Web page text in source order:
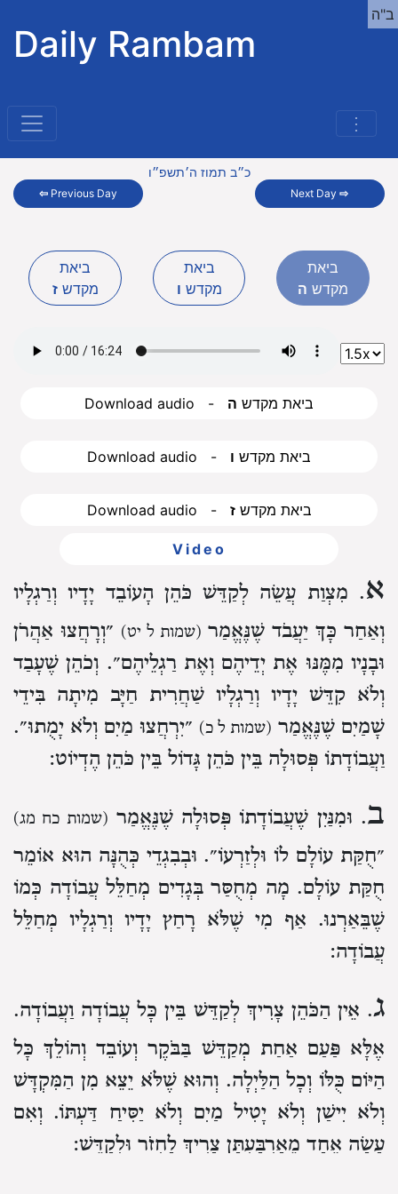
Daily Rambam
⋮
ב"ה
⇦ Previous Day
כ״ב תמוז ה׳תשפ״ו
Next Day⇨
ביאת
מקדשז
ביאת
מקדש ו
ביאת
מקדש ה
Download audio - ביאת מקדש ה
Download audio - ביאת מקדש ו
Download audio - ביאת מקדשז
Video
א. מִצְוַת עֲשֵׂה לְקַדֵּשׁ כֹּהֵן הָעוֹבֵד יָדָיו וְרַגְלָיו
וְאַחַר כָּךְ יַעֲבֹד שֶׁנֶּאֱמַר (שמות ל יט) ״וְרָחֲצוּ אַהֲרֹן
וּבָנָיו מִמֶּנּוּ אֶת יְדֵיהֶם וְאֶת רַגְלֵיהֶם״. וְכֹהֵן שֶׁעָבַד
וְלֹא קִדֵּשׁ יָדָיו וְרַגְלָיו שַׁחֲרִית חַיָּב מִיתָה בִּידֵי
שָׁמַיִם שֶׁנֶּאֱמַר (שמות ל כ) ״יִרְחֲצוּ מַיִם וְלֹא יָמֻתוּ״.
וַעֲבוֹדָתוֹ פְּסוּלָה בֵּין כֹּהֵן גָּדוֹל בֵּין כֹּהֵן הֶדְיוֹט:
ב. וּמִנַּיִן שֶׁעֲבוֹדָתוֹ פְּסוּלָה שֶׁנֶּאֱמַר (שמות כח מג)
״חֻקַּת עוֹלָם לוֹ וּלְזַרְעוֹ״. וּבְבִגְדֵי כְּהֻנָּה הוּא אוֹמֵר
חֻקַּת עוֹלָם. מָה מְחֻסַּר בְּגָדִים מְחַלֵּל עֲבוֹדָה כְּמוֹ
שֶׁבֵּאַרְנוּ. אַף מִי שֶׁלֹּא רָחַץ יָדָיו וְרַגְלָיו מְחַלֵּל
עֲבוֹדָה:
ג. אֵין הַכֹּהֵן צָרִיךְ לְקַדֵּשׁ בֵּין כָּל עֲבוֹדָה וַעֲבוֹדָה.
אֶלָּא פַּעַם אַחַת מְקַדֵּשׁ בַּבֹּקֶר וְעוֹבֵד וְהוֹלֵךְ כָּל
הַיּוֹם כֻּלּוֹ וְכָל הַלַּיְלָה. וְהוּא שֶׁלֹּא יֵצֵא מִן הַמִּקְדָּשׁ
וְלֹא יִישַׁן וְלֹא יָטִיל מַיִם וְלֹא יַסִּיחַ דַּעְתּוֹ. וְאִם
עָשָׂה אֶחָד מֵאַרְבַּעְתָּן צָרִיךְ לַחְזֹר וּלְקַדֵּשׁ: